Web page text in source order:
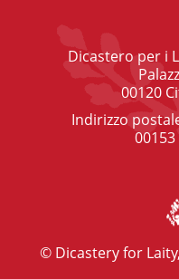
Dicastero per i
00120
Indirizzo
00153
© Dicastery for